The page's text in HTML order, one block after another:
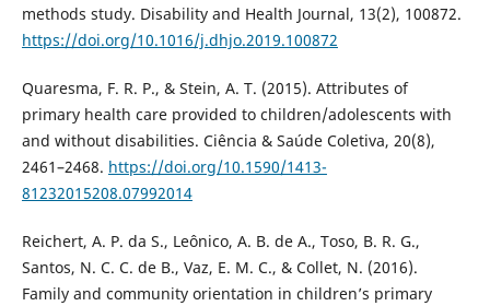
methods study. Disability and Health Journal, 13(2), 100872.
https://doi.org/10.1016/j.dhjo.2019.100872
Quaresma, F. R. P., & Stein, A. T. (2015). Attributes of
primary health care provided to children/adolescents with
and without disabilities. Ciência & Saúde Coletiva, 20(8),
2461–2468. https://doi.org/10.1590/1413-
81232015208.07992014
Reichert, A. P. da S., Leônico, A. B. de A., Toso, B. R. G.,
Santos, N. C. C. de B., Vaz, E. M. C., & Collet, N. (2016).
Family and community orientation in children’s primary